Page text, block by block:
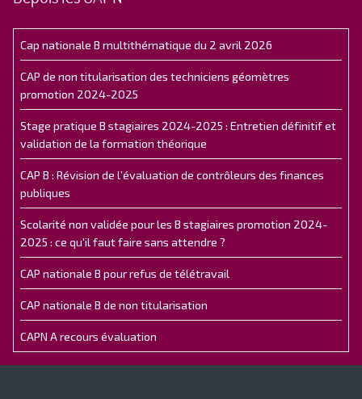
Cap nationale B multithématique du 2 avril 2026
CAP de non titularisation des techniciens géomètres
promotion 2024-2025
Stage pratique B stagiaires 2024-2025 : Entretien définitif et
validation de la formation théorique
CAP B : Révision de l’évaluation de contrôleurs des finances
publiques
Scolarité non validée pour les B stagiaires promotion 2024-
2025 : ce qu'il faut faire sans attendre ?
CAP nationale B pour refus de télétravail
CAP nationale B de non titularisation
CAPN A recours évaluation